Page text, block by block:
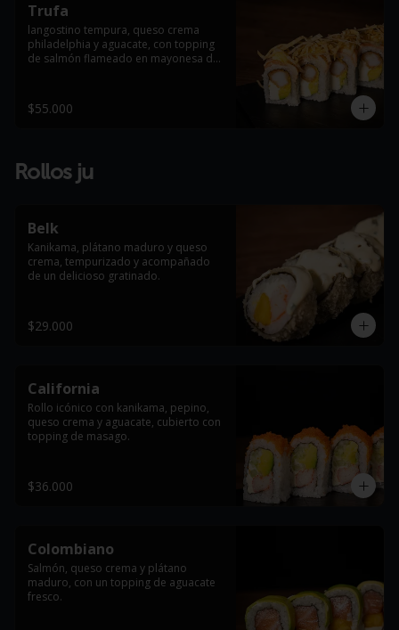
ofrece un contraste perfecto entre
texturas y sabores: el interior cremoso
y crujiente se funde con el salmón
caramelizado al fuego, mientras el
toque de cebollín fresco aporta color
Trufa
langostino tempura, queso crema
philadelphia y aguacate, con topping
de salmón flameado en mayonesa de
$55.000
Rollos ju
Belk
Kanikama, plátano maduro y queso
crema, tempurizado y acompañado
de un delicioso gratinado.
$29.000
California
Rollo icónico con kanikama, pepino,
queso crema y aguacate, cubierto con
topping de masago.
$36.000
Colombiano
Salmón, queso crema y plátano
maduro, con un topping de aguacate
fresco.